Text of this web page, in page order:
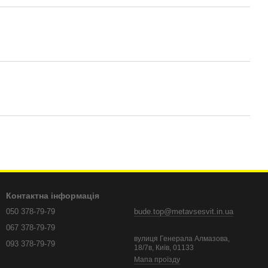
Контактна інформація
050 378-79-79
067 378-79-79
093 378-79-79
bude.top@metavsesvit.in.ua
вулиця Генерала Алмазова,
18/7в, Київ, 01133
Мапа проїзду